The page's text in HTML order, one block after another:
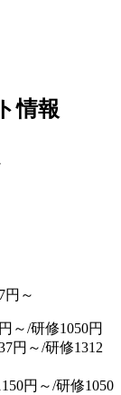
情報
円～
円～/研修1050円
円～/研修1312
円～/研修1050